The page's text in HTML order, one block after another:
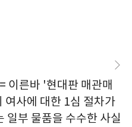
이른바 '현대판 매관매
여사에 대한 1심 절차가
일부 물품을 수수한 사실